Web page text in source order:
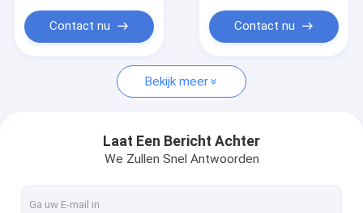
Nieuws
Verzoek om een Citaat
CTP Plaat die Machine maken
thermische CTP-machine
Contact nu Contact nu
Bekijk meer
Laat Een Bericht Achter
We Zullen Snel Antwoorden